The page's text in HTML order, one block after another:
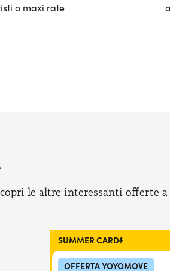
o maxi rate
le altre interessanti offerte
SUMMER CARD
OFFERTA YOYOMOVE